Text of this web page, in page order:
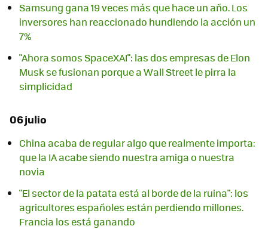
Samsung gana 19 veces más que hace un año. Los
inversores han reaccionado hundiendo la acción un
7%
"Ahora somos SpaceXAI": las dos empresas de Elon
Musk se fusionan porque a Wall Street le pirra la
simplicidad
06 julio
China acaba de regular algo que realmente importa:
que la IA acabe siendo nuestra amiga o nuestra
novia
"El sector de la patata está al borde de la ruina": los
agricultores españoles están perdiendo millones.
Francia los está ganando